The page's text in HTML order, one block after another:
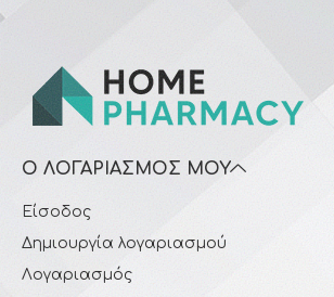
Ο ΛΟΓΑΡΙΑΣΜΌΣ ΜΟΥ
Είσοδος
Δημιουργία λογαριασμού
Λογαριασμός